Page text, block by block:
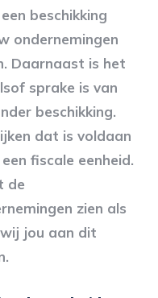
beschikking
ondernemingen
Daarnaast is het
sprake is van
beschikking.
dat is voldaan
fiscale eenheid.
de
zien als
jou aan dit